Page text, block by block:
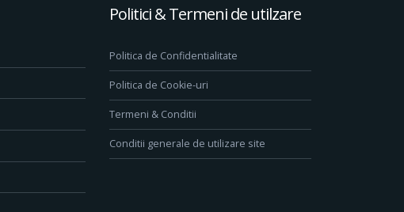
Politici & Termeni de utilzare
Politica de Confidentialitate
Politica de Cookie-uri
Termeni & Conditii
Conditii generale de utilizare site